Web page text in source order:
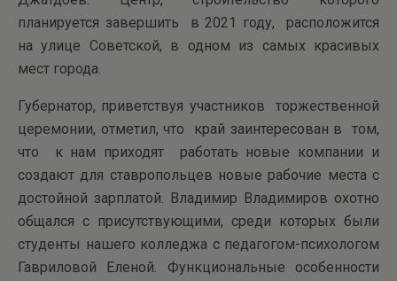
планируется завершить в 2021 году, расположится
на улице Советской, в одном из самых красивых
мест города.
Губернатор, приветствуя участников торжественной
церемонии, отметил, что край заинтересован в том,
что к нам приходят работать новые компании и
создают для ставропольцев новые рабочие места с
достойной зарплатой. Владимир Владимиров охотно
общался с присутствующими, среди которых были
студенты нашего колледжа с педагогом-психологом
Гавриловой Еленой. Функциональные особенности